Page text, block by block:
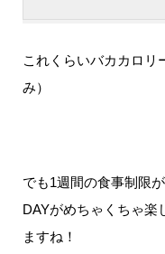
これくらいバカカロリ
み）
でも1週間の食事制限
DAYがめちゃくちゃ楽
ますね！